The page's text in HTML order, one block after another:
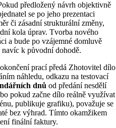
předložený návrh objektivně
se po jeho prezentaci
či zásadní strukturální změny,
kola úprav. Tvorba nového
a bude po vzájemné domluvě
navíc k původní dohodě.
prací předá Zhotovitel dílo
náhledu, odkazu na testovací
dnů od předání nesdělí
pokud začne dílo reálně využívat
publikuje grafiku), považuje se
bez výhrad. Tímto okamžikem
finální faktury.